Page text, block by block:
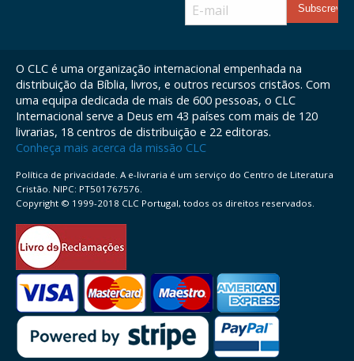
O CLC é uma organização internacional empenhada na
distribuição da Bíblia, livros, e outros recursos cristãos. Com
uma equipa dedicada de mais de 600 pessoas, o CLC
Internacional serve a Deus em 43 países com mais de 120
livrarias, 18 centros de distribuição e 22 editoras.
Conheça mais acerca da missão CLC
Política de privacidade. A e-livraria é um serviço do Centro de Literatura
Cristão. NIPC: PT501767576.
Copyright © 1999-2018 CLC Portugal, todos os direitos reservados.